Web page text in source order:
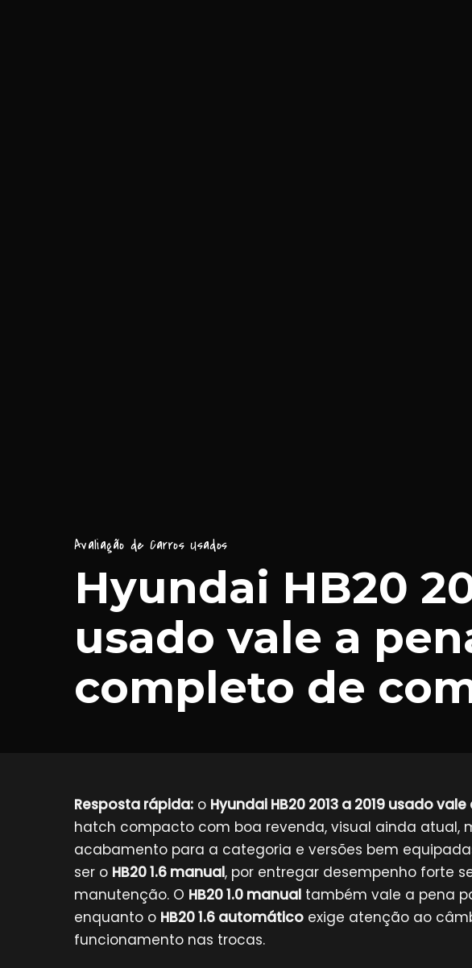
Avaliação de Carros Usados
Hyundai HB20
usado vale a
completo de
Resposta rápida: o Hyundai HB20 2013 a 2019 usado
hatch compacto com boa revenda, visual ainda atual,
acabamento para a categoria e versões bem
ser o HB20 1.6 manual, por entregar desempenho forte
manutenção. O HB20 1.0 manual também vale a pena
enquanto o HB20 1.6 automático exige atenção ao
funcionamento nas trocas.